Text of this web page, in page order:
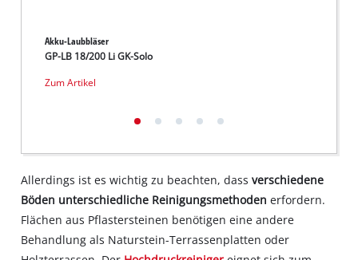
Akku-Laubbläser
GP-LB 18/200 Li GK-Solo
Zum Artikel
Allerdings ist es wichtig zu beachten, dassverschiedene
Böden unterschiedliche Reinigungsmethoden erfordern.
Flächen aus Pflastersteinen benötigen eine andere
Behandlung als Naturstein-Terrassenplatten oder